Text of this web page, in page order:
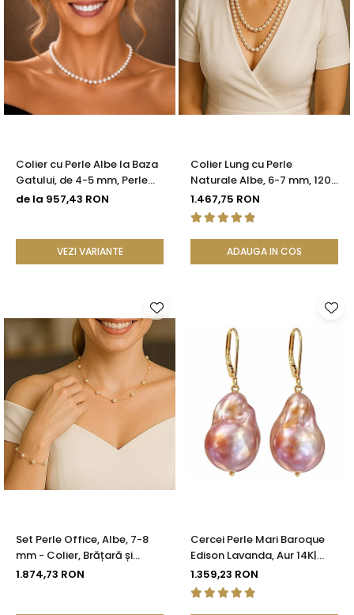
Colier cu Perle Albe la Baza
Gatului, de 4-5 mm, Perle
Rare, Calitate AAA+, Aur 14K
de la 957,43 RON
VEZI VARIANTE
Colier Lung cu Perle
Naturale Albe, 6-7 mm, 120
cm, Închizătoare Argint 925
| KASKADDA®
1.467,75 RON
ADAUGA IN COS
Set Perle Office, Albe, 7-8
mm - Colier, Brățară și
Cercei, Aur Galben 14K |
1.874,73 RON
Cercei Perle Mari Baroque
Edison Lavanda, Aur 14K|
KASKADDA®
1.359,23 RON